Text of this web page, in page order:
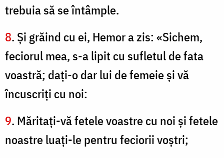
trebuia să se întâmple.
8. Şi grăind cu ei, Hemor a zis: «Sichem,
feciorul mea, s-a lipit cu sufletul de fata
voastră; daţi-o dar lui de femeie şi vă
încuscriţi cu noi:
9. Măritaţi-vă fetele voastre cu noi şi fetele
noastre luaţi-le pentru feciorii voştri;